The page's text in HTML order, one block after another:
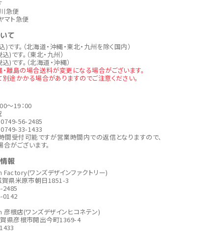
急便
ト急便
て
す。（北海道・沖縄・東北・九州を除く国内）
)です。（東北・九州）
)です。（北海道・沖縄）
離島の場合送料が変更になる場合がございます。
途かかる場合がありますのでご注意ください。
～19：00
56-2485
33-1433
間受付可能ですが営業時間内での返信となりますので、
がございます。
報
ワンズデザインファクトリー)
賀県米原市朝日1851-3
2485
0142
根店(ワンズデザインヒコネテン)
県彦根市開出今町1369-4